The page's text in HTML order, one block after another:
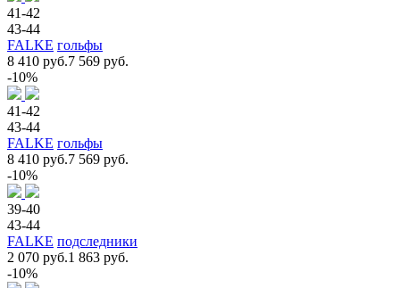
41-42
43-44
FALKE гольфы
8 410 руб.7 569 руб.
-10%
41-42
43-44
FALKE гольфы
8 410 руб.7 569 руб.
-10%
39-40
43-44
FALKE подследники
2 070 руб.1 863 руб.
-10%